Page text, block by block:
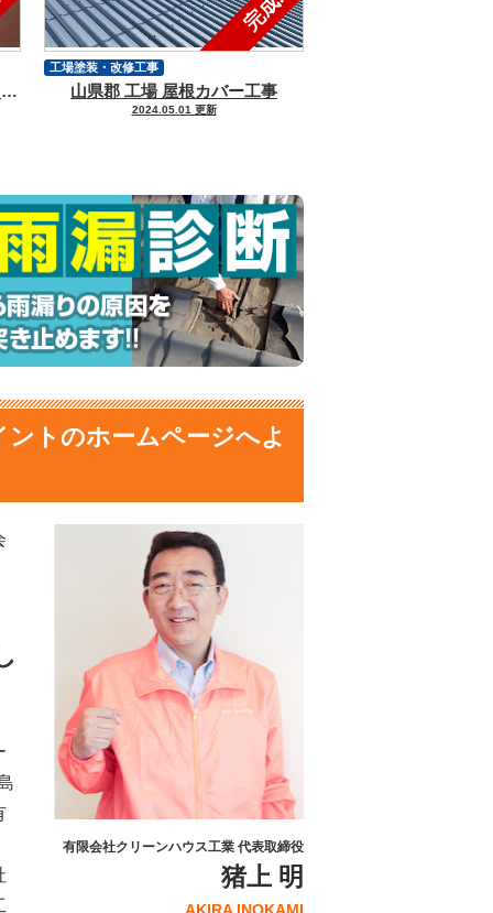
広島市安佐北区 工場 ライン引き工事 山県郡 工場 屋根カバー工事
2024.05.01 更新
工場塗装・改修工事
トのホームページへよ
有限会社クリーンハウス工業 代表取締役
猪上 明